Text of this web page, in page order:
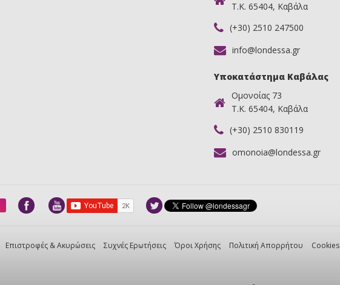
Τ.Κ. 65404, Καβάλα
(+30) 2510 247500
info@londessa.gr
Υποκατάστημα Καβάλας
Ομονοίας 73
Τ.Κ. 65404, Καβάλα
(+30) 2510 830119
omonoia@londessa.gr
Επιστροφές & Ακυρώσεις Συχνές Ερωτήσεις Όροι Χρήσης Πολιτική Απορρήτου Cookies